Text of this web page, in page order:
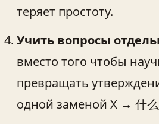
теряет простоту.
Учить вопросы
вместо того чтобы
превращать
одной заменой Х → 什